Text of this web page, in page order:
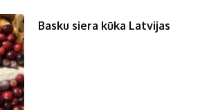
Basku siera kūka Latvijas